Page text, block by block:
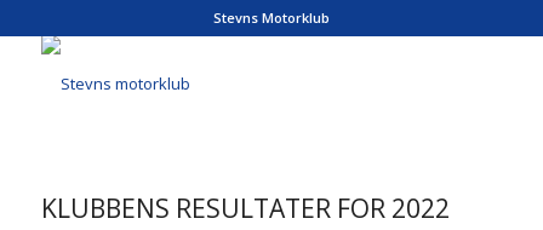
Stevns Motorklub
KLUBBENS RESULTATER FOR 2022